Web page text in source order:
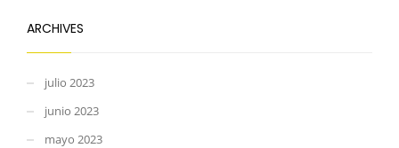
ARCHIVES
julio 2023
junio 2023
mayo 2023